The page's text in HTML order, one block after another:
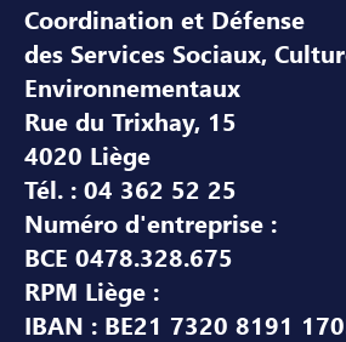
Coordination et Défense
des Services Sociaux,
Environnementaux
Rue du Trixhay, 15
4020 Liège
Tél. : 04 362 52 25
Numéro d'entreprise :
BCE 0478.328.675
RPM Liège :
IBAN : BE21 7320 8191